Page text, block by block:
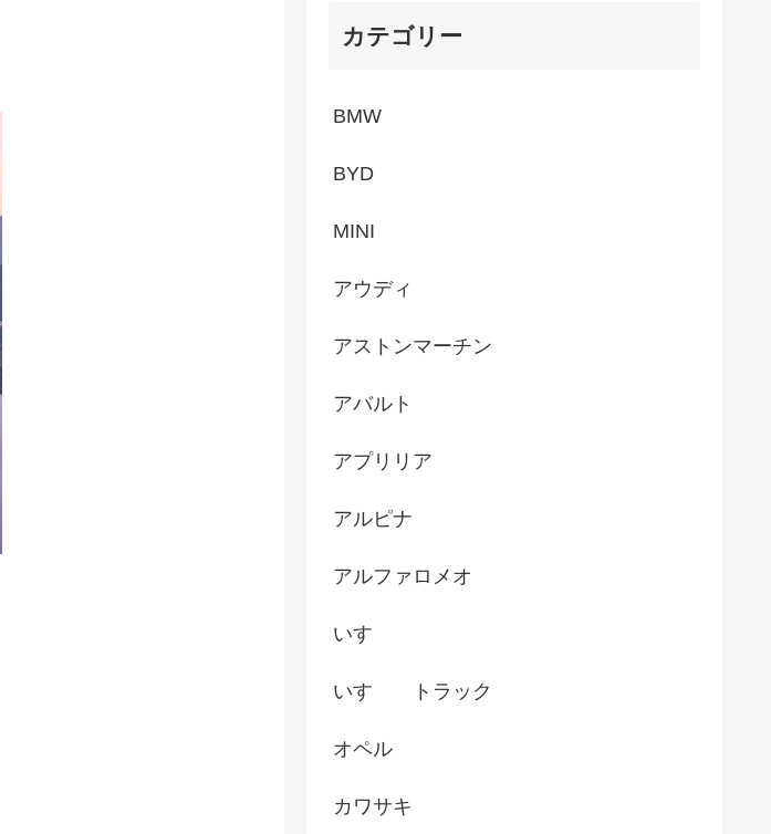
カテゴリー
BMW
BYD
MINI
アウディ
アストンマーチン
アバルト
アプリリア
アルピナ
アルファロメオ
いすゞ
いすゞ トラック
オペル
カワサキ